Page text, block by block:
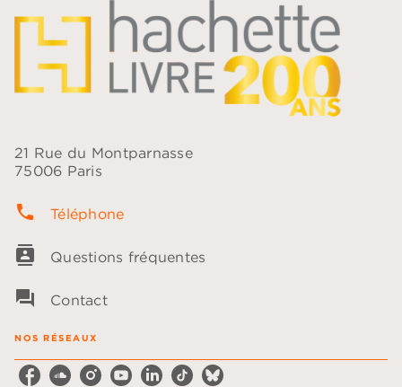
21 Rue du Montparnasse
75006 Paris
phone Téléphone
contacts Questions fréquentes
question_answer Contact
NOS RÉSEAUX